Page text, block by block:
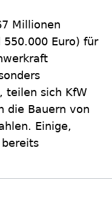
Millionen
550.000 Euro) für
teilen sich KfW
die Bauern von
Einige,